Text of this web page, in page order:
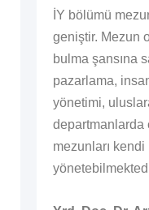
İY bölümü
geniştir. Mezun
bulma şansına
pazarlama,
yönetimi,
departmanlarda
mezunları